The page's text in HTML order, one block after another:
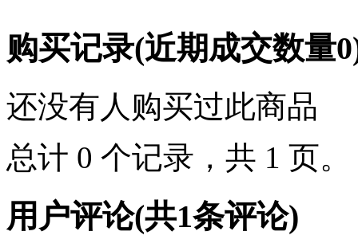
购买记录(近期成交数量0
还没有人购买过此商品
总计 0 个记录，共 1 页。
用户评论(共1条评论)